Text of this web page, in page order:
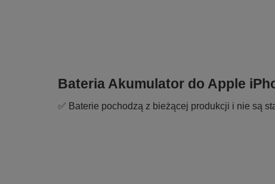
Bateria Akumulator do Apple
✅ Baterie pochodzą z bieżącej produkcji i nie są